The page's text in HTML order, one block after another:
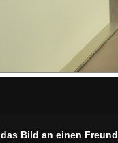
Bild an einen Freund